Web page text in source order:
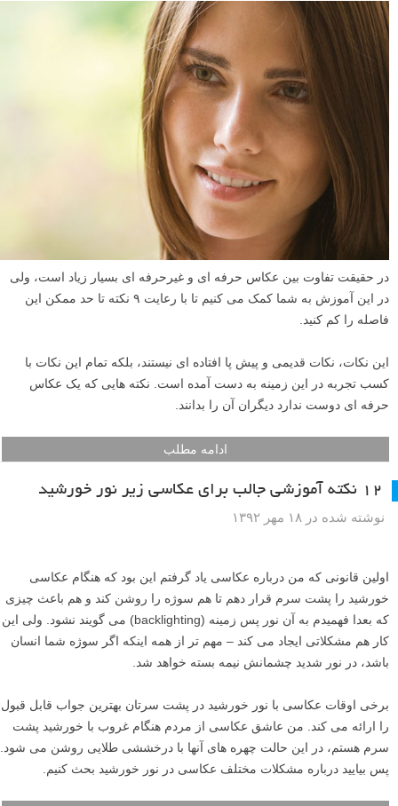
در حقیقت تفاوت بین عکاس حرفه ای و غیرحرفه ای بسیار زیاد است، ولی
در این آموزش به شما کمک می کنیم تا با رعایت ۹ نکته تا حد ممکن این
فاصله را کم کنید.
این نکات، نکات قدیمی و پیش پا افتاده ای نیستند، بلکه تمام این نکات با
کسب تجربه در این زمینه به دست آمده است. نکته هایی که یک عکاس
حرفه ای دوست ندارد دیگران آن را بدانند.
ادامه مطلب
۱۲ نکته آموزشی جالب برای عکاسی زیر نور خورشید
نوشته شده در ۱۸ مهر ۱۳۹۲